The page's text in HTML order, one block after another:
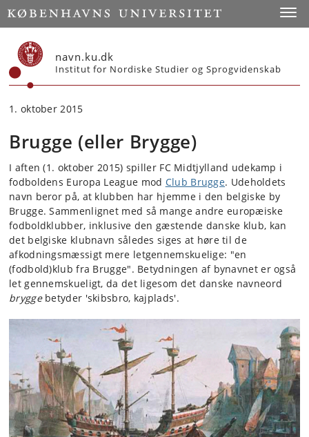
Start
navn.ku.dk
Institut for Nordiske Studier og Sprogvidenskab
1. oktober 2015
Brugge (eller Brygge)
I aften (1. oktober 2015) spiller FC Midtjylland udekamp i
fodboldens Europa League mod Club Brugge. Udeholdets
navn beror på, at klubben har hjemme i den belgiske by
Brugge. Sammenlignet med så mange andre europæiske
fodboldklubber, inklusive den gæstende danske klub, kan
det belgiske klubnavn således siges at høre til de
afkodningsmæssigt mere letgennemskuelige: "en
(fodbold)klub fra Brugge". Betydningen af bynavnet er også
let gennemskueligt, da det ligesom det danske navneord
bryggebetyder 'skibsbro, kajplads'.